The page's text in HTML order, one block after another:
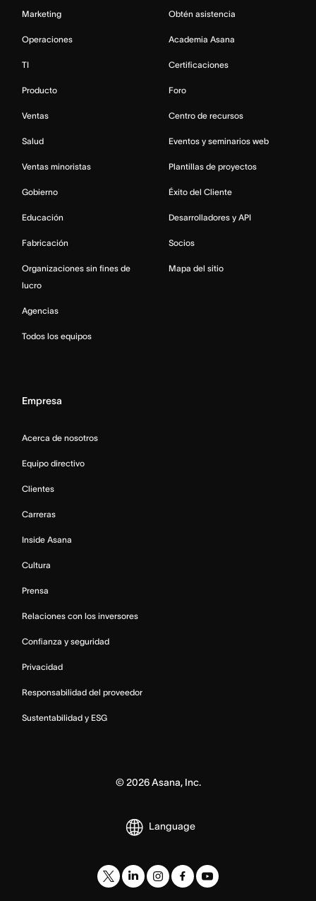
Marketing
Operaciones
TI
Producto
Ventas
Salud
Ventas minoristas
Gobierno
Educación
Fabricación
Organizaciones sin fines de
lucro
Agencias
Todos los equipos
Obtén asistencia
Academia Asana
Certificaciones
Foro
Centro de recursos
Eventos y seminarios web
Plantillas de proyectos
Éxito del Cliente
Desarrolladores y API
Socios
Mapa del sitio
Empresa
Acerca de nosotros
Equipo directivo
Clientes
Carreras
Inside Asana
Cultura
Prensa
Relaciones con los inversores
Confianza y seguridad
Privacidad
Responsabilidad del proveedor
Sustentabilidad y ESG
© 2026Asana, Inc.
Language